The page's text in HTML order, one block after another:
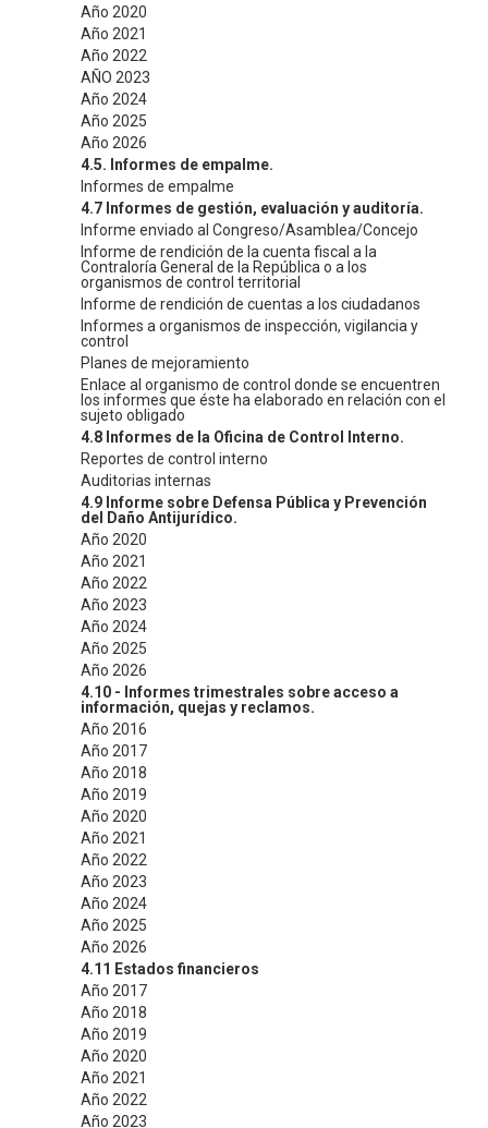
Año 2020
Año 2021
Año 2022
AÑO 2023
Año 2024
Año 2025
Año 2026
4.5. Informes de empalme.
Informes de empalme
4.7 Informes de gestión, evaluación y auditoría.
Informe enviado al Congreso/Asamblea/Concejo
Informe de rendición de la cuenta fiscal a la
Contraloría General de la República o a los
organismos de control territorial
Informe de rendición de cuentas a los ciudadanos
Informes a organismos de inspección, vigilancia y
control
Planes de mejoramiento
Enlace al organismo de control donde se encuentren
los informes que éste ha elaborado en relación con el
sujeto obligado
4.8 Informes de la Oficina de Control Interno.
Reportes de control interno
Auditorias internas
4.9 Informe sobre Defensa Pública y Prevención
del Daño Antijurídico.
Año 2020
Año 2021
Año 2022
Año 2023
Año 2024
Año 2025
Año 2026
4.10 - Informes trimestrales sobre acceso a
información, quejas y reclamos.
Año 2016
Año 2017
Año 2018
Año 2019
Año 2020
Año 2021
Año 2022
Año 2023
Año 2024
Año 2025
Año 2026
4.11 Estados financieros
Año 2017
Año 2018
Año 2019
Año 2020
Año 2021
Año 2022
Año 2023